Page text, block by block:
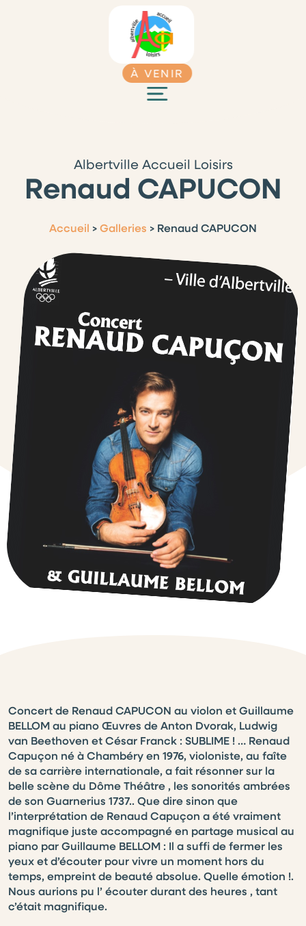
À VENIR
Albertville Accueil Loisirs
Renaud CAPUCON
Accueil >Galleries > Renaud CAPUCON
Concert de Renaud CAPUCON au violon et Guillaume
BELLOM au piano Œuvres de Anton Dvorak, Ludwig
van Beethoven et César Franck : SUBLIME ! … Renaud
Capuçon né à Chambéry en 1976, violoniste, au faîte
de sa carrière internationale, a fait résonner sur la
belle scène du Dôme Théâtre , les sonorités ambrées
de son Guarnerius 1737.. Que dire sinon que
l’interprétation de Renaud Capuçon a été vraiment
magnifique juste accompagné en partage musical au
piano par Guillaume BELLOM : Il a suffi de fermer les
yeux et d’écouter pour vivre un moment hors du
temps, empreint de beauté absolue. Quelle émotion !.
Nous aurions pu l’ écouter durant des heures , tant
c’était magnifique.